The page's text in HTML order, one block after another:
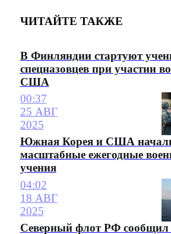
ЧИТАЙТЕ ТАКЖЕ
В Финляндии стартуют
спецназовцев при участии
США
00:37
25 АВГ
2025
Южная Корея и США
масштабные ежегодные
учения
04:02
18 АВГ
2025
Северный флот РФ сообщил